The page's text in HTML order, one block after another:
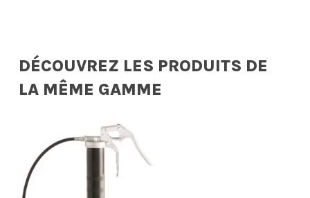
DÉCOUVREZ LES PRODUITS DE
LA MÊME GAMME